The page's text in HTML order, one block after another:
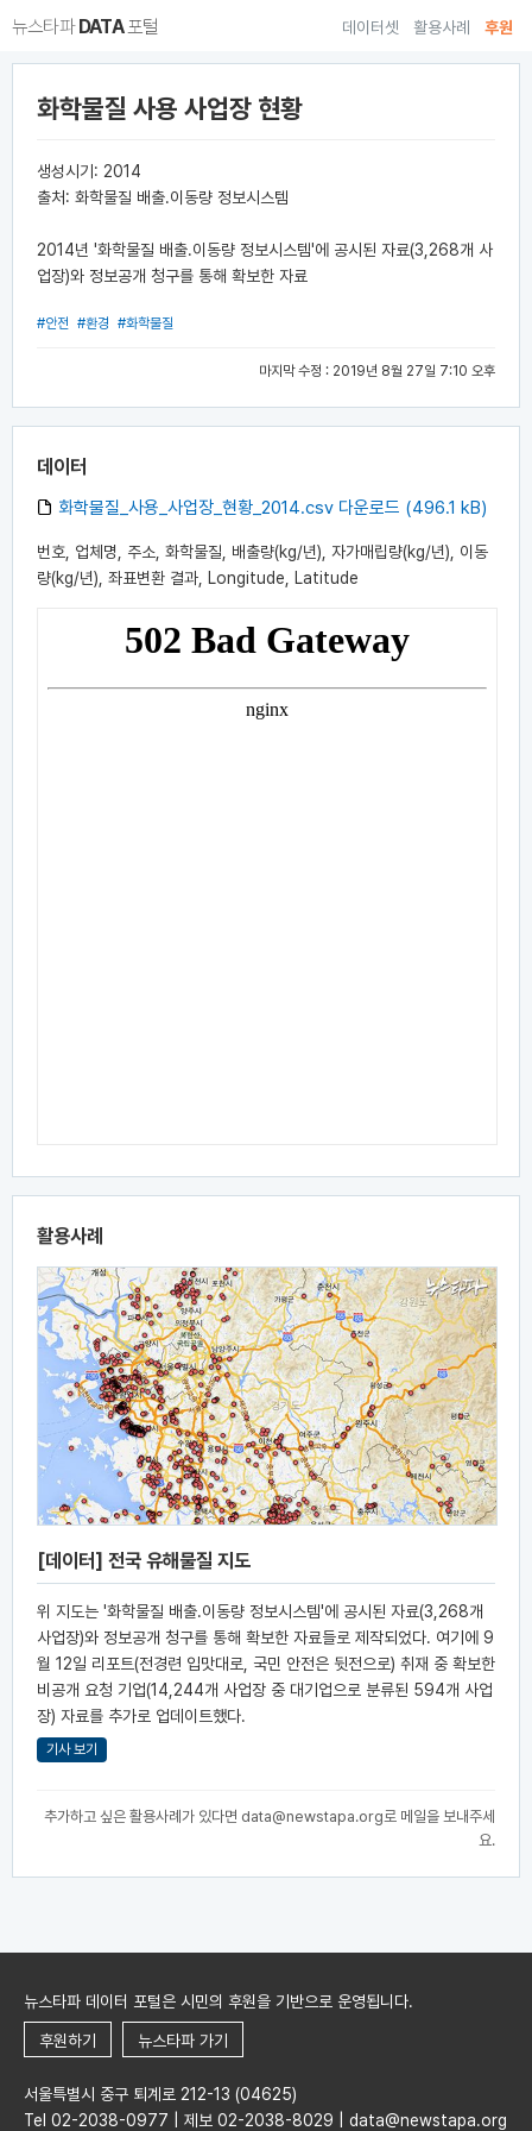
뉴스타파DATA포털 데이터셋 활용사례 후원
화학물질 사용 사업장 현황
생성시기: 2014
출처: 화학물질 배출.이동량 정보시스템
2014년 '화학물질 배출.이동량 정보시스템'에 공시된 자료(3,268개 사
업장)와 정보공개 청구를 통해 확보한 자료
#안전 #환경 #화학물질
마지막 수정 : 2019년 8월 27일 7:10 오후
데이터
화학물질_사용_사업장_현황_2014.csv 다운로드 (496.1 kB)
번호, 업체명, 주소, 화학물질, 배출량(kg/년), 자가매립량(kg/년), 이동
량(kg/년), 좌표변환 결과, Longitude, Latitude
활용사례
[데이터] 전국 유해물질 지도
위 지도는 '화학물질 배출.이동량 정보시스템'에 공시된 자료(3,268개
사업장)와 정보공개 청구를 통해 확보한 자료들로 제작되었다. 여기에 9
월 12일 리포트(전경련 입맛대로, 국민 안전은 뒷전으로) 취재 중 확보한
비공개 요청 기업(14,244개 사업장 중 대기업으로 분류된 594개 사업
장) 자료를 추가로 업데이트했다.
기사 보기
추가하고 싶은 활용사례가 있다면 data@newstapa.org 로 메일을 보내주세
요.
뉴스타파 데이터 포털은 시민의 후원을 기반으로 운영됩니다.
후원하기 뉴스타파 가기
서울특별시 중구 퇴계로 212-13 (04625)
Tel 02-2038-0977 | 제보 02-2038-8029 | data@newstapa.org